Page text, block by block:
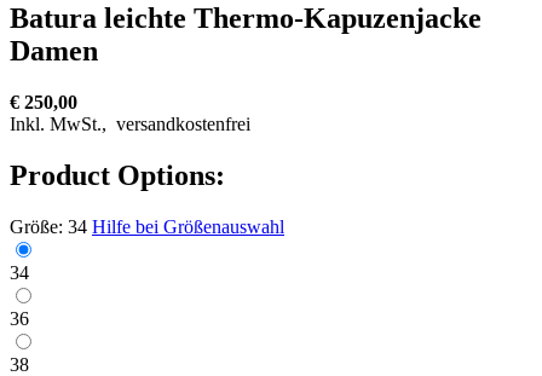
Batura leichte Thermo-Kapuzenjacke
Damen
€ 250,00
Inkl. MwSt., versandkostenfrei
Product Options:
Größe: 34 Hilfe bei Größenauswahl
34
36
38